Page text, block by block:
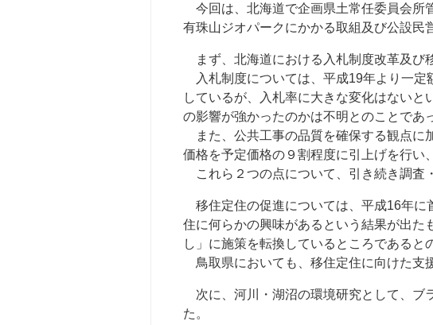
今回は、北海道で企画県土常任委員会所
有珠山ジオパークにかかる取組及び公設民
まず、北海道における入札制度改革及び
入札制度については、平成19年より一定
しているが、入札率に大きな変化はない
の影響が強かったのかは不明とのことであ
また、公共工事の品質を確保する観点に
価格を予定価格の９割程度に引上げを行い
これら２つの点について、引き続き調査
移住定住の促進については、平成16年に
住に何らかの興味があるという結果が出た
し」に施策を転換しているところであると
鳥取県においても、移住定住に向けた支
次に、河川・湖沼の環境研究として、ブ
た。